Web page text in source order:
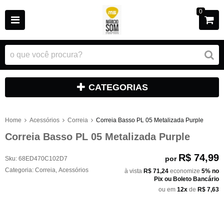
0
CATEGORIAS
Home Acessórios Correia Correia Basso PL 05 Metalizada Purple
Correia Basso PL 05 Metalizada Purple
Sku: 68ED470C102D7
Categoria: Correia Acessórios
por R$ 74,99
à vista R$ 71,24 economize 5% no
Pix ou Boleto Bancário
ou em 12x de R$ 7,63